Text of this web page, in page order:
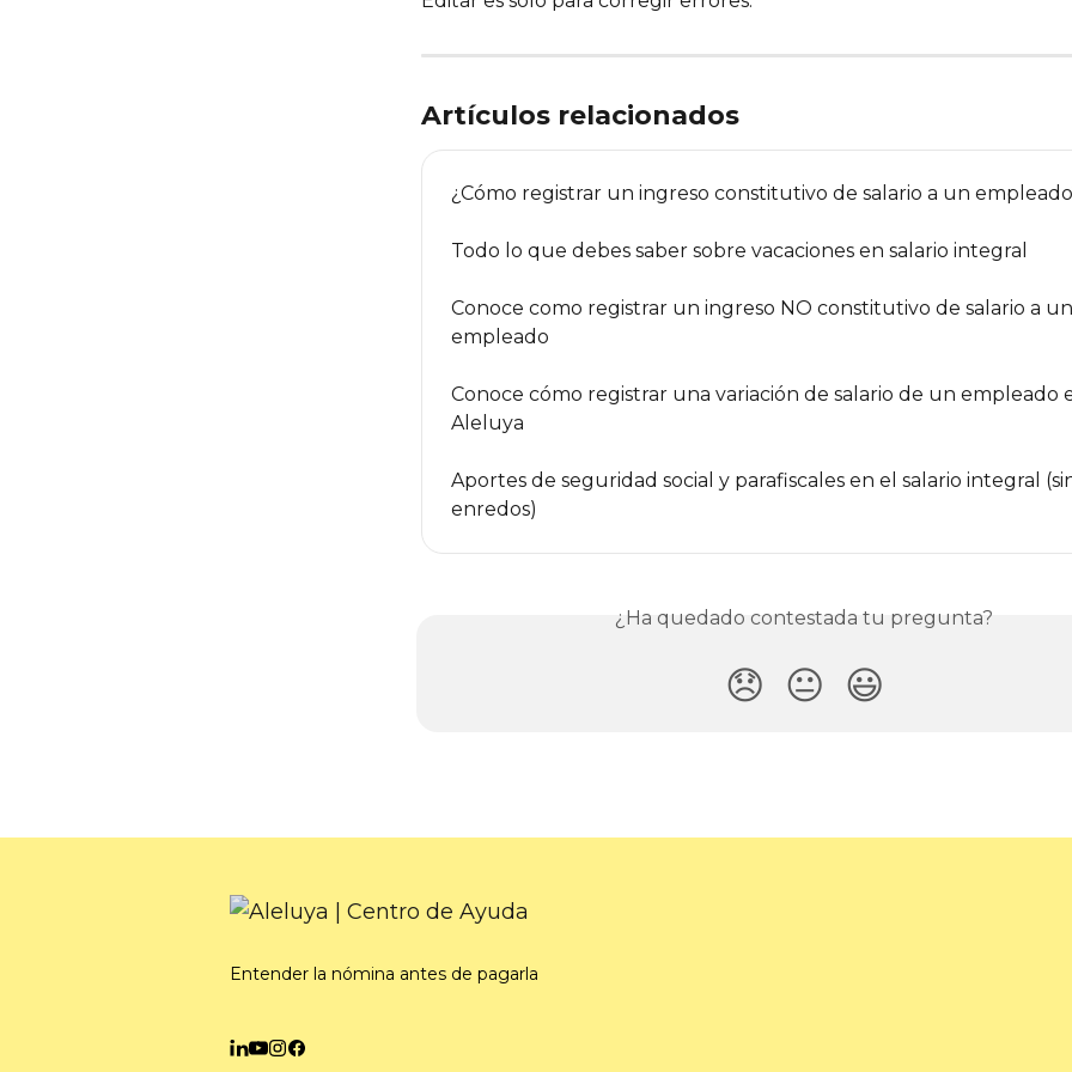
Artículos relacionados
¿Cómo registrar un ingreso constitutivo de salario a un
Todo lo que debes saber sobre vacaciones en salario integral
Conoce como registrar un ingreso NO constitutivo de salario a un
empleado
Conoce cómo registrar una variación de salario de un empleado
Aleluya
Aportes de seguridad social y parafiscales en el salario integral
enredos)
¿Ha quedado contestada tu pregunta?
😞 😐 😃
Entender la nómina antes de pagarla